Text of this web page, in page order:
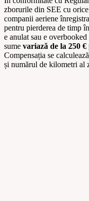
zborurile din SEE cu
companii aeriene
pentru pierderea de timp
e anulat sau e
sume variază de la 250 €
Compensația se
și numărul de kilometri al